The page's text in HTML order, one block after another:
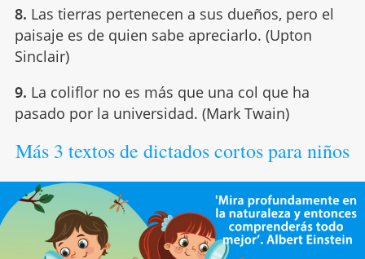
8. Las tierras pertenecen a sus dueños, pero el
paisaje es de quien sabe apreciarlo. (Upton
Sinclair)
9. La coliflor no es más que una col que ha
pasado por la universidad. (Mark Twain)
Más 3 textos de dictados cortos para niños